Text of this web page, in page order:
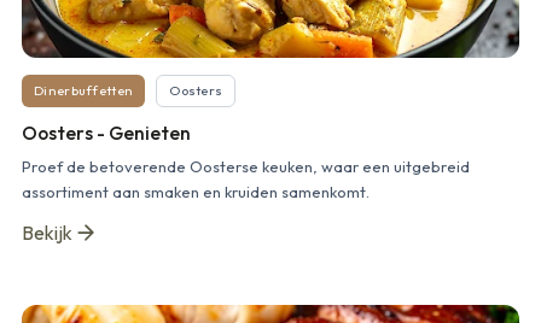
Dinerbuffetten Oosters
Oosters - Genieten
Proef de betoverende Oosterse keuken, waar een uitgebreid
assortiment aan smaken en kruiden samenkomt.
Bekijk